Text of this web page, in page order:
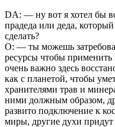
DA: — ну вот я хотел бы
прадеда или деда,
сделать?
О: — ты можешь
ресурсы чтобы применить
очень важно здесь
как с планетой, чтобы
хранителями трав и
ними должным образом,
развито подключение к
миры, другие духи придут